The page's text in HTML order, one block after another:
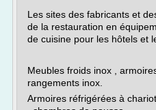
Les sites des fabricants et
de la restauration en
de cuisine pour les hôtels et
Meubles froids inox ,
rangements inox.
Armoires réfrigérées à